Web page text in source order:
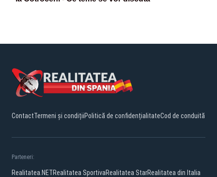
ContactTermeni și condițiiPolitică de confidențialitateCod de conduită
Parteneri:
Realitatea.NETRealitatea SportivaRealitatea StarRealitatea din Italia